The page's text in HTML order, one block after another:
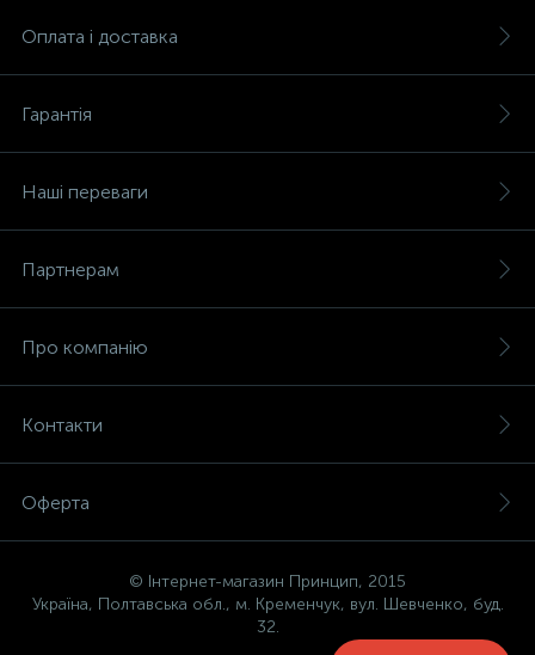
Оплата і доставка
Гарантія
Наші переваги
Партнерам
Про компанію
Контакти
Оферта
© Інтернет-магазин Принцип, 2015
Україна, Полтавська обл., м. Кременчук, вул. Шевченко, буд.
32.